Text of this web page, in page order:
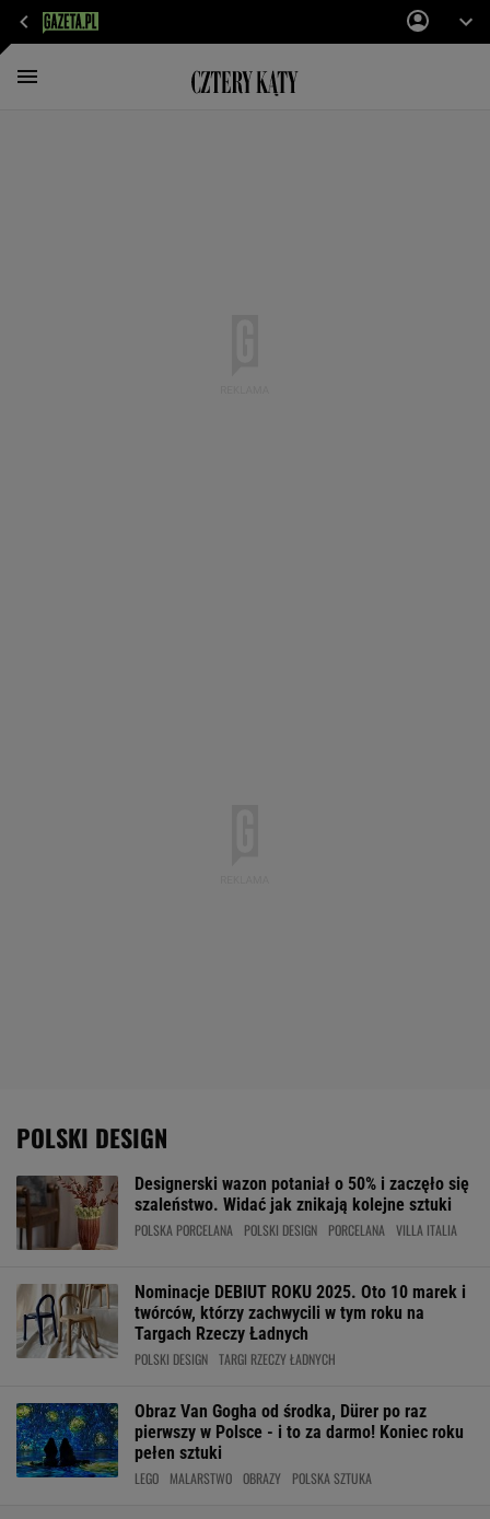
POLSKI DESIGN
Designerski wazon potaniał o 50% i zaczęło się
szaleństwo. Widać jak znikają kolejne sztuki
POLSKA PORCELANA POLSKI DESIGN PORCELANA VILLA ITALIA
Nominacje DEBIUT ROKU 2025. Oto 10 marek i
twórców, którzy zachwycili w tym roku na
Targach Rzeczy Ładnych
POLSKI DESIGN TARGI RZECZY ŁADNYCH
Obraz Van Gogha od środka, Dürer po raz
pierwszy w Polsce - i to za darmo! Koniec roku
pełen sztuki
LEGO MALARSTWO OBRAZY POLSKA SZTUKA